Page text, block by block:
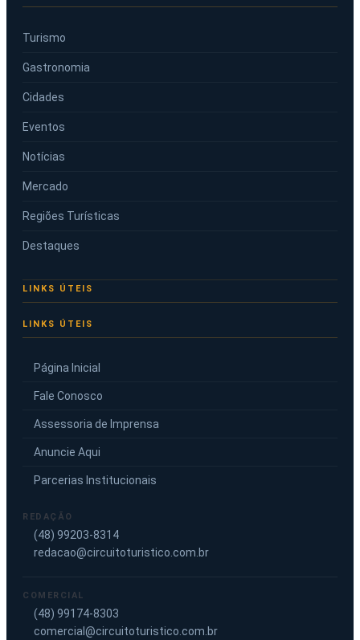
Turismo
Gastronomia
Cidades
Eventos
Notícias
Mercado
Regiões Turísticas
Destaques
LINKS ÚTEIS
Página Inicial
Fale Conosco
Assessoria de Imprensa
Anuncie Aqui
Parcerias Institucionais
REDAÇÃO
(48) 99203-8314
redacao@circuitoturistico.com.br
COMERCIAL
(48) 99174-8303
comercial@circuitoturistico.com.br